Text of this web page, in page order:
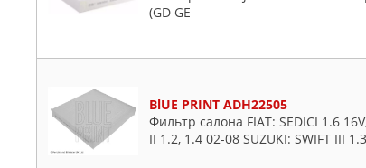
(GD GE
BlUE PRINT ADH22505
Фильтр салона FIAT: SEDICI 1.6
II 1.2, 1.4 02-08 SUZUKI: SWIFT III